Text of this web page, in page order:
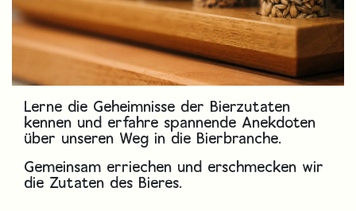
Lerne die Geheimnisse der Bierzutaten
kennen und erfahre spannende Anekdoten
über unseren Weg in die Bierbranche.
Gemeinsam erriechen und erschmecken wir
die Zutaten des Bieres.